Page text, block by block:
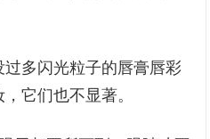
多闪光粒子的唇膏唇彩
它们也不显著。